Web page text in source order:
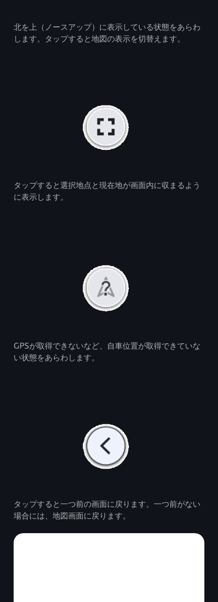
北を上（ノースアップ）に表示している状態をあらわ
します。タップすると地図の表示を切替えます。
タップすると選択地点と現在地が画面内に収まるよう
に表示します。
GPSが取得できないなど、自車位置が取得できていな
い状態をあらわします。
タップすると一つ前の画面に戻ります。一つ前がない
場合には、地図画面に戻ります。